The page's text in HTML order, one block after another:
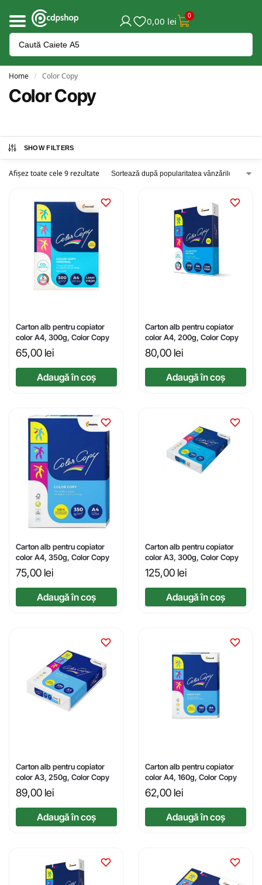
0,00 lei 0
Home / Color Copy
Color Copy
SHOW FILTERS
Afișez toate cele 9 rezultate
Carton alb pentru copiator
color A4, 300g, Color Copy
65,00 lei
Adaugă în coș
Carton alb pentru copiator
color A4, 200g, Color Copy
80,00 lei
Adaugă în coș
Carton alb pentru copiator
color A4, 350g, Color Copy
75,00 lei
Adaugă în coș
Carton alb pentru copiator
color A3, 300g, Color Copy
125,00 lei
Adaugă în coș
Carton alb pentru copiator
color A3, 250g, Color Copy
89,00 lei
Adaugă în coș
Carton alb pentru copiator
color A4, 160g, Color Copy
62,00 lei
Adaugă în coș